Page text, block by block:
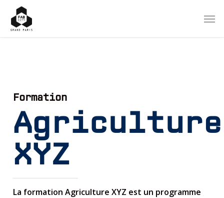
Formation
Agriculture
XYZ
La formation Agriculture XYZ est un programme